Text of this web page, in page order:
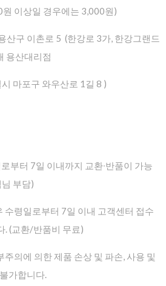
이상일 경우에는 3,000원)
산구 이촌로 5 (한강로 3가, 한강그랜드
용산대리점
마포구 와우산로 1길 8 )
부터 7일 이내까지 교환∙반품이 가능
부담)
수령일로부터 7일 이내 고객센터 접수
. (교환/반품비 무료)
주의에 의한 제품 손상 및 파손, 사용 및
가합니다.